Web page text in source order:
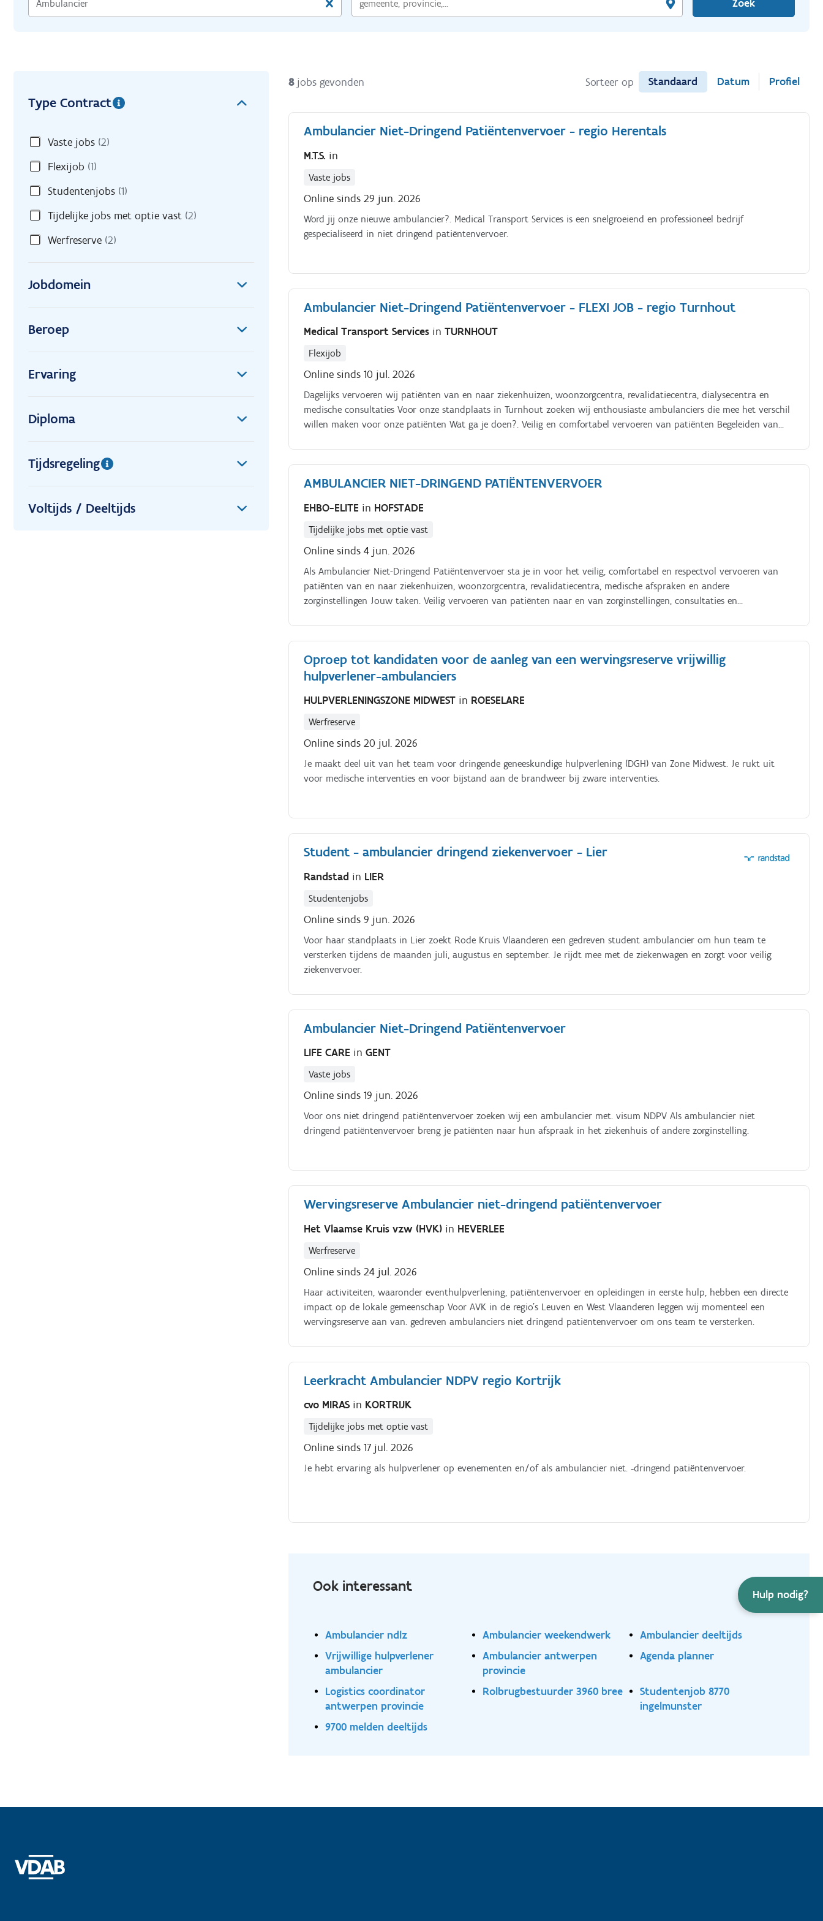
Hulp nodig?
Zoek
Type Contract
Vaste jobs (2)
Flexijob (1)
Studentenjobs (1)
Tijdelijke jobs met optie vast (2)
Werfreserve (2)
Jobdomein
Beroep
Ervaring
Diploma
Tijdsregeling
Voltijds / Deeltijds
8 jobs gevonden Sorteer op Standaard Datum Profiel
Ambulancier Niet-Dringend Patiëntenvervoer - regio Herentals
M.T.S. in
Vaste jobs
Online sinds 29 jun. 2026
Word jij onze nieuwe ambulancier?. Medical Transport Services is een snelgroeiend en professioneel bedrijf
gespecialiseerd in niet dringend patiëntenvervoer.
Ambulancier Niet-Dringend Patiëntenvervoer - FLEXI JOB - regio Turnhout
Medical Transport Services inTURNHOUT
Flexijob
Online sinds 10 jul. 2026
Dagelijks vervoeren wij patiënten van en naar ziekenhuizen, woonzorgcentra, revalidatiecentra, dialysecentra en
medische consultaties Voor onze standplaats in Turnhout zoeken wij enthousiaste ambulanciers die mee het verschil
willen maken voor onze patiënten Wat ga je doen?. Veilig en comfortabel vervoeren van patiënten Begeleiden van
en materiaal Professioneel samenwerken met collega's, ziekenhuizen en zorginstellingen Elke patiënt op een
respectvolle en vriendelijke manier behandelen Over Medical Transport Services.
AMBULANCIER NIET-DRINGEND PATIËNTENVERVOER
EHBO-ELITE in HOFSTADE
Tijdelijke jobs met optie vast
Online sinds 4 jun. 2026
Als Ambulancier Niet-Dringend Patiëntenvervoer sta je in voor het veilig, comfortabel en respectvol vervoeren van
patiënten van en naar ziekenhuizen, woonzorgcentra, revalidatiecentra, medische afspraken en andere
zorginstellingen Jouw taken. Veilig vervoeren van patiënten naar en van zorginstellingen, consultaties en
Correct gebruik van hulpmiddelen zoals rolstoelen, brancards, e.a Controleren van het voertuig en de aanwezige
uitrusting Invullen van de nodige administratieve documenten Respecteren van de geldende procedures,
veiligheidsvoorschriften en kwaliteitsnormen Professioneel communiceren met patiënten, familieleden, zorgverleners
en collega’s.
Oproep tot kandidaten voor de aanleg van een wervingsreserve vrijwillig
hulpverlener-ambulanciers
HULPVERLENINGSZONE MIDWEST in ROESELARE
Werfreserve
Online sinds 20 jul. 2026
Je maakt deel uit van het team voor dringende geneeskundige hulpverlening (DGH) van Zone Midwest. Je rukt uit
voor medische interventies en voor bijstand aan de brandweer bij zware interventies.
Student - ambulancier dringend ziekenvervoer - Lier
Randstad in LIER
Studentenjobs
Online sinds 9 jun. 2026
Voor haar standplaats in Lier zoekt Rode Kruis Vlaanderen een gedreven student ambulancier om hun team te
versterken tijdens de maanden juli, augustus en september. Je rijdt mee met de ziekenwagen en zorgt voor veilig
ziekenvervoer.
Ambulancier Niet-Dringend Patiëntenvervoer
LIFE CARE inGENT
Vaste jobs
Online sinds 19 jun. 2026
Voor ons niet dringend patiëntenvervoer zoeken wij een ambulancier met. visum NDPV Als ambulancier niet
dringend patiëntenvervoer breng je patiënten naar hun afspraak in het ziekenhuis of andere zorginstelling.
Wervingsreserve Ambulancier niet-dringend patiëntenvervoer
Het Vlaamse Kruis vzw (HVK) in HEVERLEE
Werfreserve
Online sinds 24 jul. 2026
Haar activiteiten, waaronder eventhulpverlening, patiëntenvervoer en opleidingen in eerste hulp, hebben een directe
impact op de lokale gemeenschap Voor AVK in de regio's Leuven en West Vlaanderen leggen wij momenteel een
wervingsreserve aan van. gedreven ambulanciers niet dringend patiëntenvervoer om ons team te versterken.
Leerkracht Ambulancier NDPV regio Kortrijk
cvo MIRAS in KORTRIJK
Tijdelijke jobs met optie vast
Online sinds 17 jul. 2026
Je hebt ervaring als hulpverlener op evenementen en/of als ambulancier niet. ‑dringend patiëntenvervoer.
Ook interessant
Ambulancier ndlz Ambulancier weekendwerk
Ambulancier deeltijds
Vrijwillige hulpverlener
ambulancier
Ambulancier antwerpen
provincie
Agenda planner
Logistics coordinator
antwerpen provincie
Rolbrugbestuurder 3960 bree
Studentenjob 8770
ingelmunster
9700 melden deeltijds